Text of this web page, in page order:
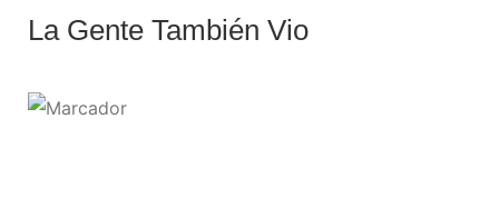
La Gente También Vio